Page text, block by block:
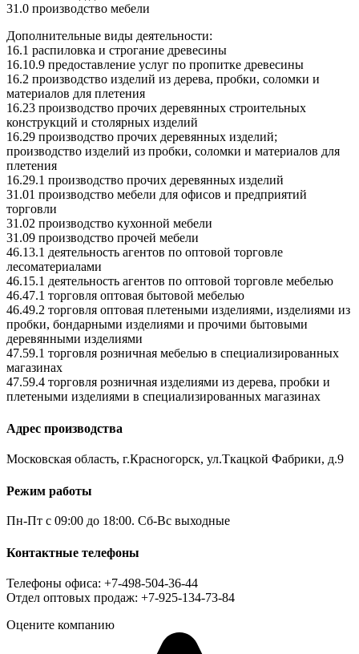
31.0 производство мебели
Дополнительные виды деятельности:
16.1 распиловка и строгание древесины
16.10.9 предоставление услуг по пропитке древесины
16.2 производство изделий из дерева, пробки, соломки и
материалов для плетения
16.23 производство прочих деревянных строительных
конструкций и столярных изделий
16.29 производство прочих деревянных изделий;
производство изделий из пробки, соломки и материалов для
плетения
16.29.1 производство прочих деревянных изделий
31.01 производство мебели для офисов и предприятий
торговли
31.02 производство кухонной мебели
31.09 производство прочей мебели
46.13.1 деятельность агентов по оптовой торговле
лесоматериалами
46.15.1 деятельность агентов по оптовой торговле мебелью
46.47.1 торговля оптовая бытовой мебелью
46.49.2 торговля оптовая плетеными изделиями, изделиями из
пробки, бондарными изделиями и прочими бытовыми
деревянными изделиями
47.59.1 торговля розничная мебелью в специализированных
магазинах
47.59.4 торговля розничная изделиями из дерева, пробки и
плетеными изделиями в специализированных магазинах
Адрес производства
Московская область, г.Красногорск, ул.Ткацкой Фабрики, д.9
Режим работы
Пн-Пт с 09:00 до 18:00. Сб-Вс выходные
Контактные телефоны
Телефоны офиса: +7-498-504-36-44
Отдел оптовых продаж: +7-925-134-73-84
Оцените компанию